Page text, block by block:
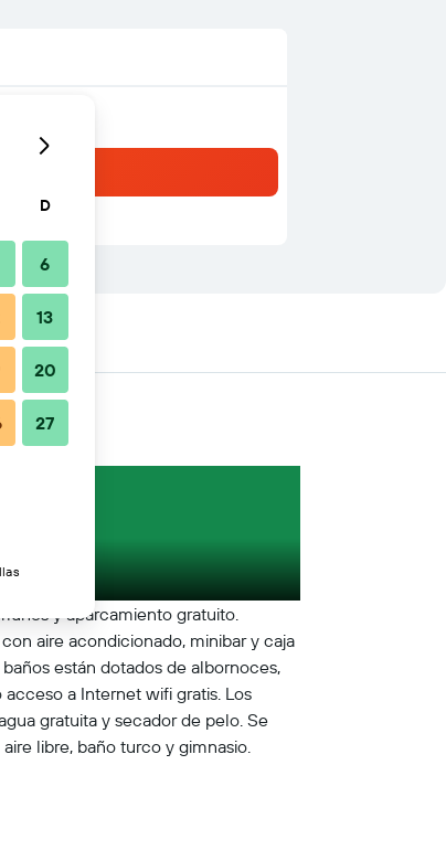
y aparcamiento gratuito.
aire acondicionado, minibar y caja
están dotados de albornoces,
a Internet wifi gratis. Los
gratuita y secador de pelo. Se
libre, baño turco y gimnasio.
D
6
13
20
27